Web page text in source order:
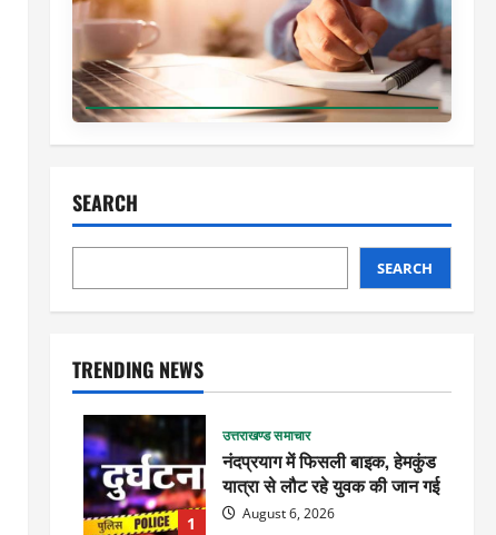
SEARCH
SEARCH
TRENDING NEWS
1
उत्तराखण्ड समाचार
नंदप्रयाग में फिसली बाइक, हेमकुंड
यात्रा से लौट रहे युवक की जान गई
August 6, 2026